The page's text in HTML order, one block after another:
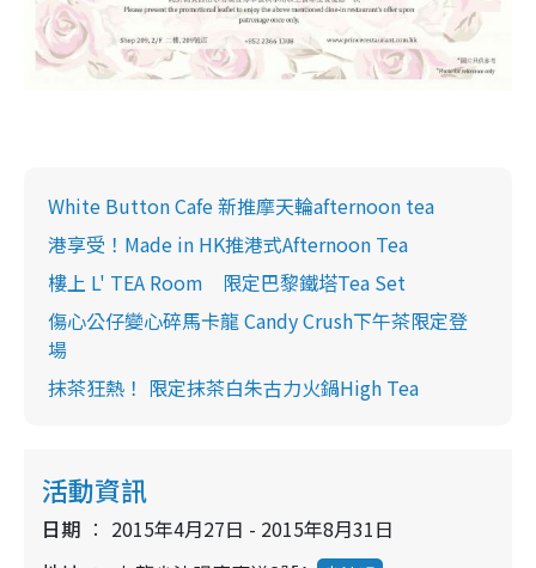
White Button Cafe 新推摩天輪afternoon tea
港享受！Made in HK推港式Afternoon Tea
樓上 L' TEA Room 限定巴黎鐵塔Tea Set
傷心公仔變心碎馬卡龍 Candy Crush下午茶限定登
場
抹茶狂熱！ 限定抹茶白朱古力火鍋High Tea
活動資訊
日期
2015年4月27日 - 2015年8月31日